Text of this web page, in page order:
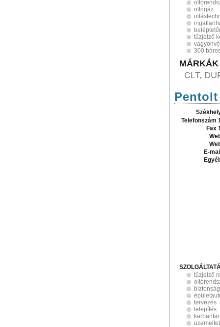
oltógáz
tűzjelző
300
MÁRKÁK
CLT,
Telefonszám
Fax
E-
tűzjelző
tervezés
telepítés